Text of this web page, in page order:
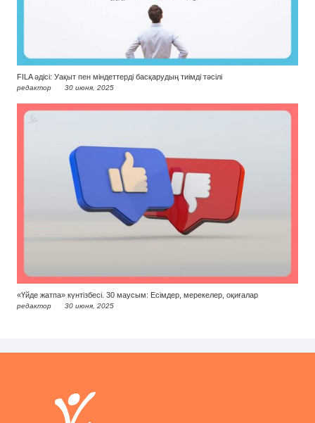
FILA әдісі: Уақыт пен міндеттерді басқарудың тиімді тәсілі
редактор 30 июня, 2025
«Үйде жатпа» күнтізбесі. 30 маусым: Есімдер, мерекелер, оқиғалар
редактор 30 июня, 2025